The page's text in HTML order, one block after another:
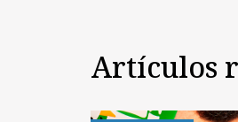
Artículos